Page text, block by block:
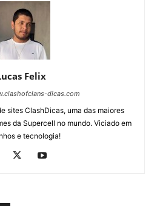
Felix
dicas.com
sites ClashDicas, uma das maiores
da Supercell no mundo. Viciado em
e tecnologia!